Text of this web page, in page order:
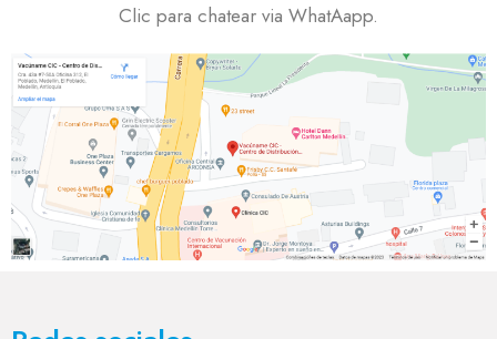
Clic para chatear via WhatAapp.